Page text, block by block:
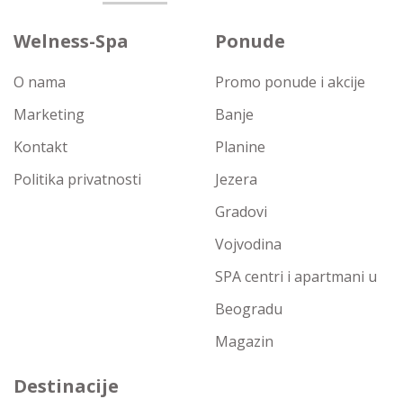
Welness-Spa
O nama
Marketing
Kontakt
Politika privatnosti
Ponude
Promo ponude i akcije
Banje
Planine
Jezera
Gradovi
Vojvodina
SPA centri i apartmani u
Beogradu
Magazin
Destinacije